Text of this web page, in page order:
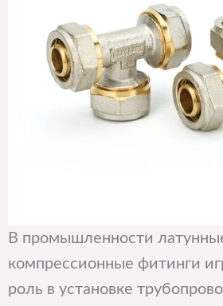
В промышленности
компрессионные фитинги
роль в установке